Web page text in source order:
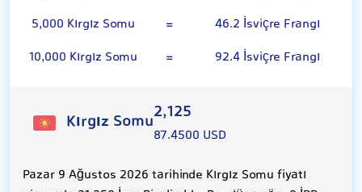
5,000 Kırgız Somu
=
46.2 İsviçre Frangı
10,000 Kırgız Somu
= 92.4 İsviçre Frangı
Kırgız Somu2,125
87.4500 USD
Pazar 9 Ağustos 2026 tarihinde Kırgız Somu fiyatı